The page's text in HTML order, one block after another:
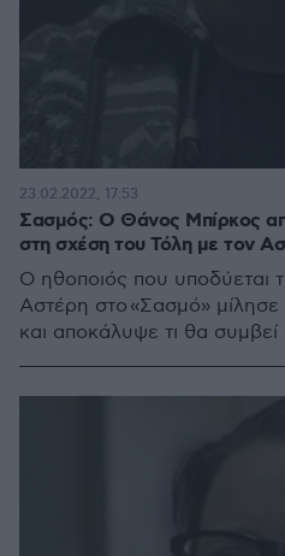
Σασμός: Ο Θάνος Μπίρκος
στη σχέση του Τόλη με τον
Ο ηθοποιός που υποδύεται
Αστέρη στο «Σασμό» μίλησε
και αποκάλυψε τι θα
23.02.2022, 17:53